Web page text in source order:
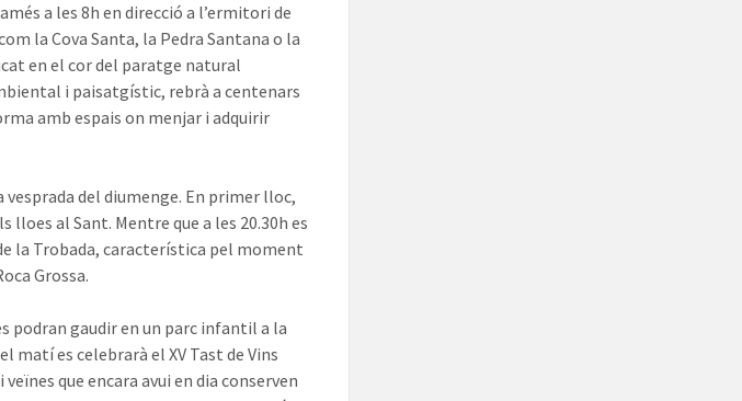
a les 8h en direcció a l’ermitori de
la Cova Santa, la Pedra Santana o la
en el cor del paratge natural
i paisatgístic, rebrà a centenars
amb espais on menjar i adquirir
del diumenge. En primer lloc,
al Sant. Mentre que a les 20.30h es
la Trobada, característica pel moment
Grossa.
podran gaudir en un parc infantil a la
matí es celebrarà el XV Tast de Vins
que encara avui en dia conserven